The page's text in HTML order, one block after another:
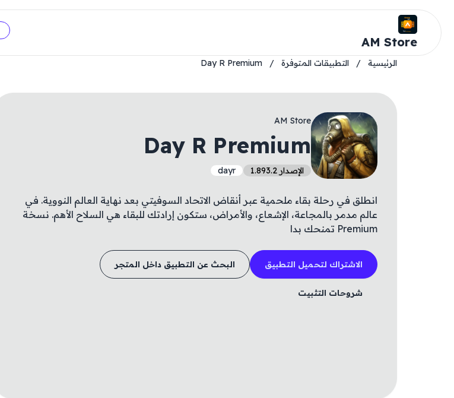
AM Store
الرئيسية / التطبيقات المتوفرة /
Day R Premium
AM Store
Day R Premium
الإصدار 1.893.2 dayr
انطلق في رحلة بقاء ملحمية عبر أنقاض الاتحاد السوفيتي بعد نهاية العالم النووية. في
عالم مدمر بالمجاعة، الإشعاع، والأمراض، ستكون إرادتك للبقاء هي السلاح الأهم. نسخة
Premium تمنحك بدا
الاشتراك لتحميل التطبيق البحث عن التطبيق داخل المتجر
شروحات التثبيت